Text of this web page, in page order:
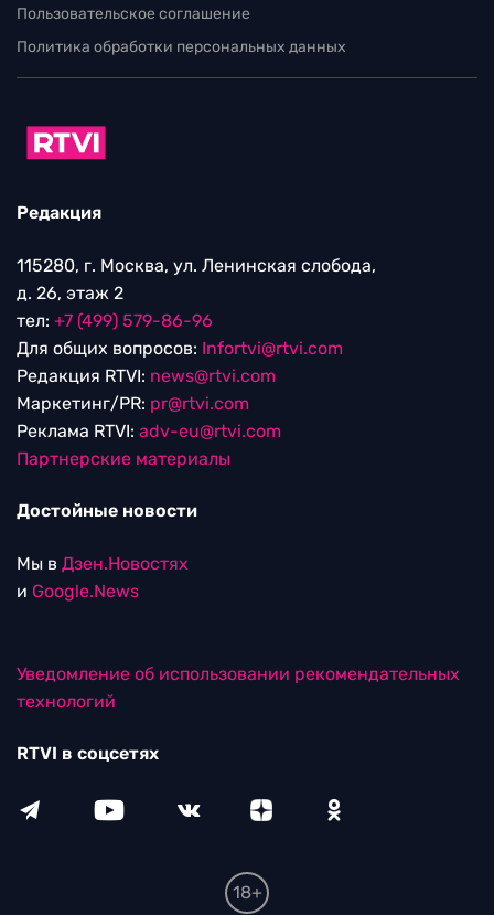
Пользовательское соглашение
Политика обработки персональных данных
Редакция
115280, г. Москва, ул. Ленинская слобода,
д. 26, этаж 2
тел: +7 (499) 579-86-96
Для общих вопросов: Infortvi@rtvi.com
Редакция RTVI: news@rtvi.com
Маркетинг/PR: pr@rtvi.com
Реклама RTVI: adv-eu@rtvi.com
Партнерские материалы
Достойные новости
Мы в Дзен.Новостях
и Google.News
Уведомление об использовании рекомендательных
технологий
RTVI в соцсетях
18+